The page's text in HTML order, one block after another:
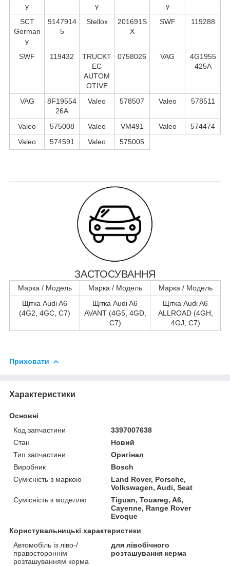
y
y
y
SCT
German
y
9147914
5
Stellox
201691S
X
SWF 119288
SWF 119432
TRUCKT
EC
AUTOM
OTIVE
0758026 VAG
4G1955
425A
VAG
8F19554
26A
Valeo 578507 Valeo 578511
Valeo 575008 Valeo VM491 Valeo
574474
Valeo
574591 Valeo 575005
ЗАСТОСУВАННЯ
Марка / Модель Марка / Модель
Марка / Модель
Щітка Audi A6
(4G2, 4GC, C7)
Щітка Audi A6
AVANT (4G5, 4GD,
C7)
Щітка Audi A6
ALLROAD (4GH,
4GJ, C7)
Приховати
Характеристики
Основні
Код запчастини
3397007638
Стан
Новий
Тип запчастини
Оригінал
Виробник
Bosch
Сумісність з маркою
Land Rover, Porsche,
Volkswagen, Audi, Seat
Сумісність з моделлю
Tiguan, Touareg, A6,
Cayenne, Range Rover
Evoque
Користувальницькі характеристики
Автомобіль із ліво-/
правостороннім
розташуванням керма
для лівобічного
розташування керма